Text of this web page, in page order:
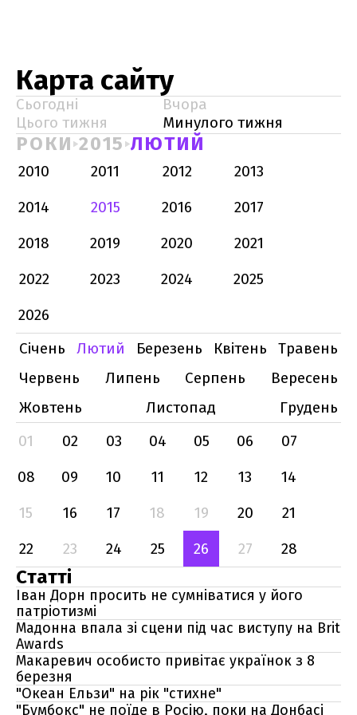
Карта сайту
Сьогодні
Вчора
Цього тижня
Минулого тижня
РОКИ 2015 ЛЮТИЙ
2010 2011 2012
2013
2014
2015 2016
2017
2018
2019 2020
2021
2022
2023 2024
2025
2026
Січень
Лютий Березень Квітень
Травень
Червень
Липень Серпень
Вересень
Жовтень
Листопад
Грудень
01
02 03 04 05 06
07
08
09 10 11 12 13
14
15
16 17 18 19 20
21
22
23 24 25 26 27 28
Статті
Іван Дорн просить не сумніватися у його
патріотизмі
Мадонна впала зі сцени під час виступу на Brit
Awards
Макаревич особисто привітає українок з 8
березня
"Океан Ельзи" на рік "стихне"
"Бумбокс" не поїде в Росію, поки на Донбасі